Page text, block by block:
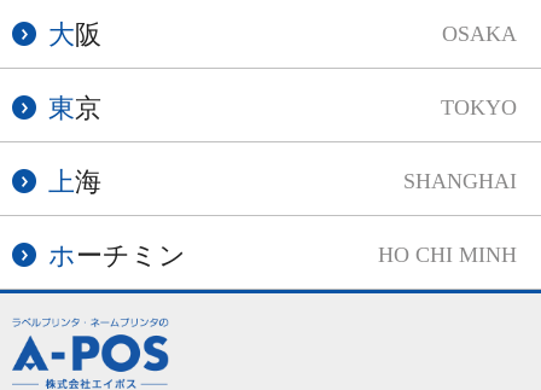
大阪 OSAKA
東京 TOKYO
上海 SHANGHAI
ホーチミン HO CHI MINH